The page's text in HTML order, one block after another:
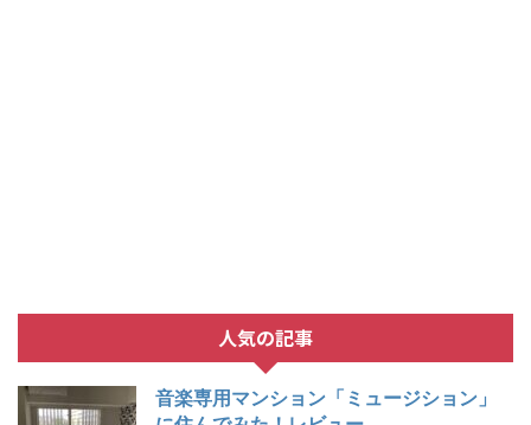
人気の記事
音楽専用マンション「ミュージション」